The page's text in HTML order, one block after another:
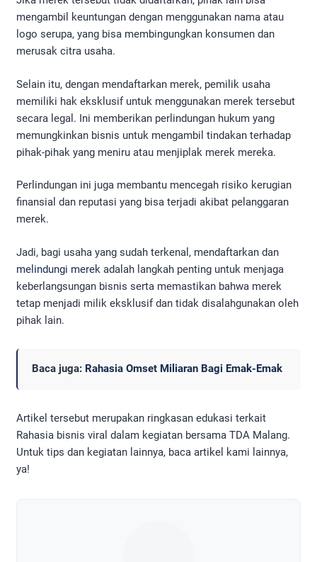
mengambil keuntungan dengan menggunakan nama atau
logo serupa, yang bisa membingungkan konsumen dan
merusak citra usaha.
Selain itu, dengan mendaftarkan merek, pemilik usaha
memiliki hak eksklusif untuk menggunakan merek tersebut
secara legal. Ini memberikan perlindungan hukum yang
memungkinkan bisnis untuk mengambil tindakan terhadap
pihak-pihak yang meniru atau menjiplak merek mereka.
Perlindungan ini juga membantu mencegah risiko kerugian
finansial dan reputasi yang bisa terjadi akibat pelanggaran
merek.
Jadi, bagi usaha yang sudah terkenal, mendaftarkan dan
melindungi merek adalah langkah penting untuk menjaga
keberlangsungan bisnis serta memastikan bahwa merek
tetap menjadi milik eksklusif dan tidak disalahgunakan oleh
pihak lain.
Baca juga: Rahasia Omset Miliaran Bagi Emak-Emak
Artikel tersebut merupakan ringkasan edukasi terkait
Rahasia bisnis viral dalam kegiatan bersama TDA Malang.
Untuk tips dan kegiatan lainnya, baca artikel kami lainnya,
ya!